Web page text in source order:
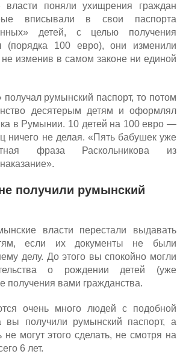
власти поняли ухищрения граждан
вписывали в свои паспорта
детей, с целью получения
(порядка 100 евро), они изменили
не изменив в самом законе ни единой
получал румынский паспорт, то потом
десятерым детям и оформлял
в Румынии. 10 детей на 100 евро —
ничего не делая. «Пять бабушек уже
фраза Раскольникова из
получили румынский
власти перестали выдавать
если их документы не были
делу. До этого вы спокойно могли
о рождении детей (уже
получения вами гражданства.
очень много людей с подобной
вы получили румынский паспорт, а
могут этого сделать, не смотря на
6 лет.